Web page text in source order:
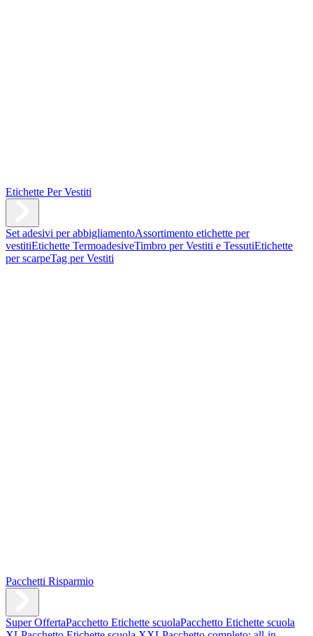
Etichette Per Vestiti
Set adesivi per abbigliamentoAssortimento etichette per
vestitiEtichette TermoadesiveTimbro per Vestiti e TessutiEtichette
per scarpeTag per Vestiti
Pacchetti Risparmio
Super OffertaPacchetto Etichette scuolaPacchetto Etichette scuola